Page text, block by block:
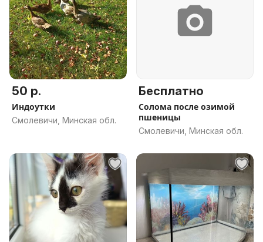
50 р.
Индоутки
Смолевичи, Минская обл.
Бесплатно
Солома после озимой
пшеницы
Смолевичи, Минская обл.